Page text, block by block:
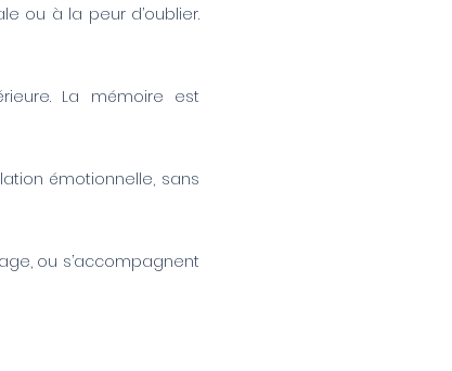
ou à la peur d’oublier.
La mémoire est
émotionnelle, sans
ou s’accompagnent